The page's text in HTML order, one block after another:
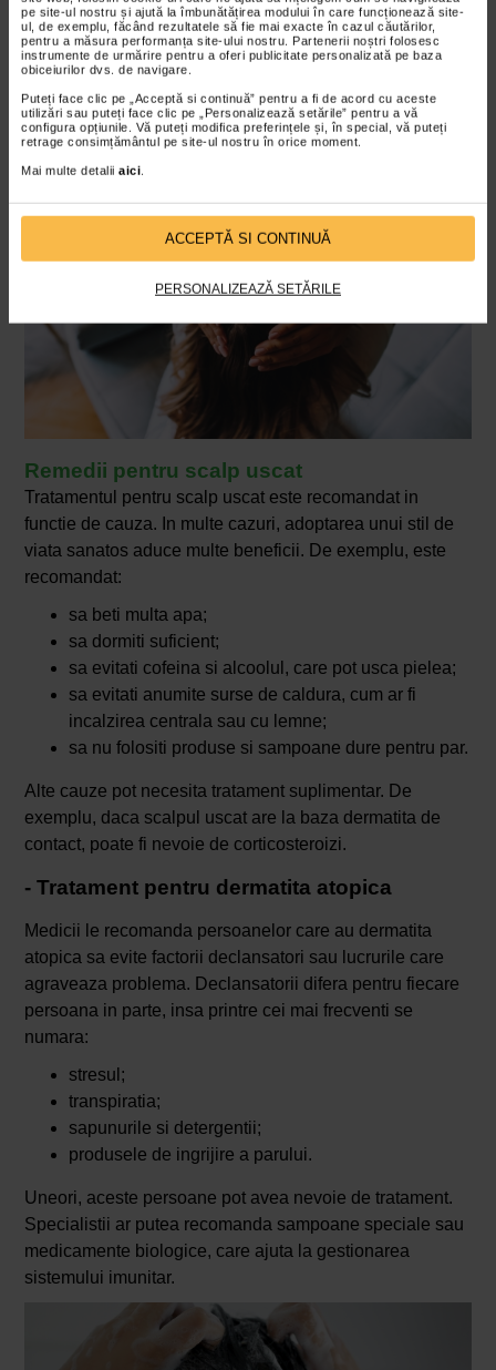
pe site-ul nostru și ajută la îmbunătățirea modului în care funcționează site-
ul, de exemplu, făcând rezultatele să fie mai exacte în cazul căutărilor,
pentru a măsura performanța site-ului nostru. Partenerii noștri folosesc
instrumente de urmărire pentru a oferi publicitate personalizată pe baza
obiceiurilor dvs. de navigare.
Puteți face clic pe „Acceptă si continuă” pentru a fi de acord cu aceste
utilizări sau puteți face clic pe „Personalizează setările” pentru a vă
configura opțiunile. Vă puteți modifica preferințele și, în special, vă puteți
retrage consimțământul pe site-ul nostru în orice moment.
Mai multe detalii aici.
ACCEPTĂ SI CONTINUĂ
PERSONALIZEAZĂ SETĂRILE
piele descuamata, cu o textura aspra;
usturimi sau arsuri la nivelul scalpului;
piele descuamata;
piele iritata.
Remedii pentru scalp uscat
Tratamentul pentru scalp uscat este recomandat in
functie de cauza. In multe cazuri, adoptarea unui stil de
viata sanatos aduce multe beneficii. De exemplu, este
recomandat:
sa beti multa apa;
sa dormiti suficient;
sa evitati cofeina si alcoolul, care pot usca pielea;
sa evitati anumite surse de caldura, cum ar fi
incalzirea centrala sau cu lemne;
sa nu folositi produse si sampoane dure pentru par.
Alte cauze pot necesita tratament suplimentar. De
exemplu, daca scalpul uscat are la baza dermatita de
contact, poate fi nevoie de corticosteroizi.
- Tratament pentru dermatita atopica
Medicii le recomanda persoanelor care au dermatita
atopica sa evite factorii declansatori sau lucrurile care
agraveaza problema. Declansatorii difera pentru fiecare
persoana in parte, insa printre cei mai frecventi se
numara:
stresul;
transpiratia;
sapunurile si detergentii;
produsele de ingrijire a parului.
Uneori, aceste persoane pot avea nevoie de tratament.
Specialistii ar putea recomanda sampoane speciale sau
medicamente biologice, care ajuta la gestionarea
sistemului imunitar.